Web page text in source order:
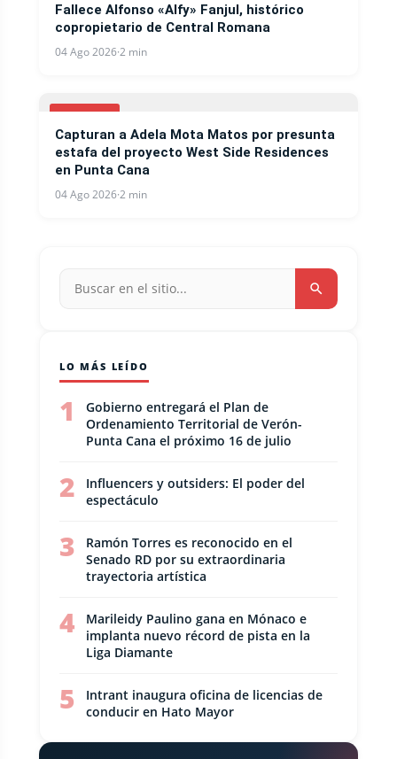
Fallece Alfonso «Alfy» Fanjul, histórico
copropietario de Central Romana
04 Ago 2026·2 min
NOTICIAS
Capturan a Adela Mota Matos por presunta
estafa del proyecto West Side Residences
en Punta Cana
04 Ago 2026·2 min
LO MÁS LEÍDO
1
Gobierno entregará el Plan de
Ordenamiento Territorial de Verón-
Punta Cana el próximo 16 de julio
2
Influencers y outsiders: El poder del
espectáculo
3
Ramón Torres es reconocido en el
Senado RD por su extraordinaria
trayectoria artística
4
Marileidy Paulino gana en Mónaco e
implanta nuevo récord de pista en la
Liga Diamante
5
Intrant inaugura oficina de licencias de
conducir en Hato Mayor